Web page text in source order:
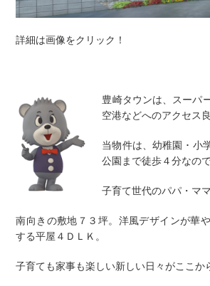
詳細は画像をクリック！
豊崎タウンは、スーパ
空港などへのアクセス良
当物件は、幼稚園 ･ 小
公園まで徒歩４分なの
子育て世代のパパ・マ
南向きの敷地７３坪。洋風デザインが華
する平屋４ＤＬＫ。
子育ても家事も楽しい新しい日々がここか